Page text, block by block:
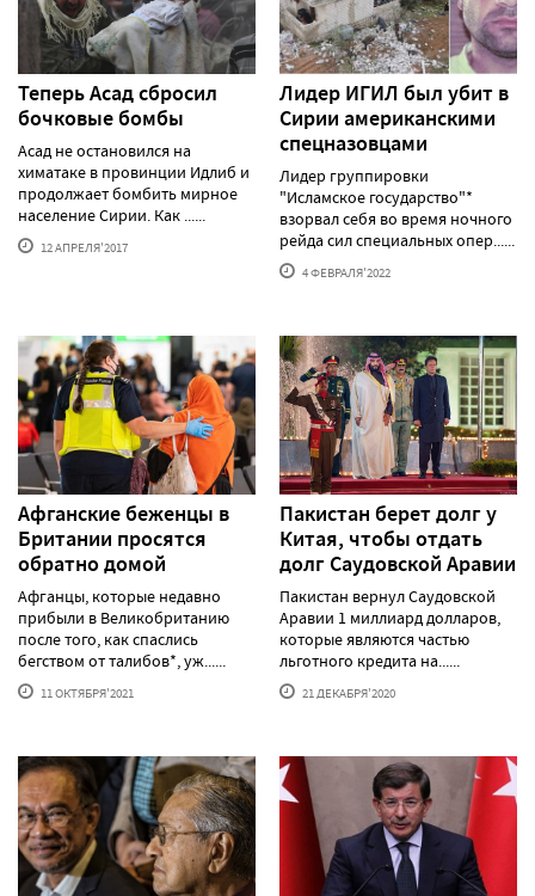
Теперь Асад сбросил
бочковые бомбы
Асад не остановился на
химатаке в провинции Идлиб и
продолжает бомбить мирное
население Сирии. Как ......
12 АПРЕЛЯ'2017
Лидер ИГИЛ был убит в
Сирии американскими
спецназовцами
Лидер группировки
"Исламское государство"*
взорвал себя во время ночного
рейда сил специальных опер......
4 ФЕВРАЛЯ'2022
Афганские беженцы в
Британии просятся
обратно домой
Афганцы, которые недавно
прибыли в Великобританию
после того, как спаслись
бегством от талибов*, уж......
11 ОКТЯБРЯ'2021
Пакистан берет долг у
Китая, чтобы отдать
долг Саудовской Аравии
Пакистан вернул Саудовской
Аравии 1 миллиард долларов,
которые являются частью
льготного кредита на......
21 ДЕКАБРЯ'2020